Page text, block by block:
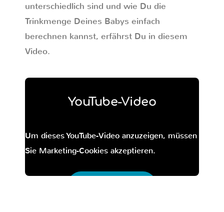
unterschiedlich sind und wie Du die
Trinkmenge Deines Babys einfach
berechnen kannst, erfährst Du in diesem
Video.
YouTube-Video
Um dieses YouTube-Video anzuzeigen, müssen
Sie Marketing-Cookies akzeptieren.